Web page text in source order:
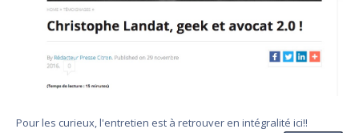
Pour les curieux, l'entretien est à retrouver en intégralité ici!!